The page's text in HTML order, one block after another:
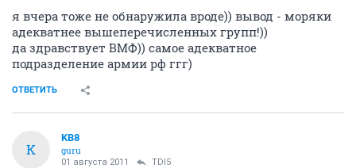
я вчера тоже не обнаружила вроде)) вывод - моряки
адекватнее вышеперечисленных групп!))
да здравствует ВМФ)) самое адекватное
подразделение армии рф ггг)
ОТВЕТИТЬ
K
KB8
guru
01 августа 2011 TDI5